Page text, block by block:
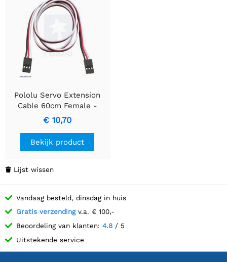
Pololu Servo Extension
Cable 60cm Female -
Female
€ 10,70
Bekijk product
 Lijst wissen
Vandaag besteld, dinsdag in huis
Gratis verzendingv.a. € 100,-
Beoordeling van klanten: 4.8 / 5
Uitstekende service